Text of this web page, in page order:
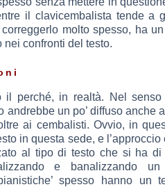
il clavicembalista tende a
molto spesso, ha
nei confronti del testo.
il perché, in realtà. Nel
andrebbe un po’ diffuso anche
ai cembalisti. Ovvio, in
in questa sede, e
al tipo di testo che si ha
e banalizzando
spesso hanno un